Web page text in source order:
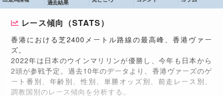
過去結果
レース傾向（STATS）
香港における芝2400メートル路線の最高峰、香港ヴァー
ズ。
2022年は日本のウインマリリンが優勝し、今年も日本から
2頭が参戦予定。過去10年のデータより、香港ヴァーズのゲ
ート番別、年齢別、性別、単勝オッズ別、前走レース別、
調教国別のレース傾向を分析する。